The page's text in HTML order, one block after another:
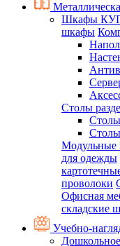
Шкафы
шкафы
Столы
для одежды
проволоки
Офисная
складские
Учебно-